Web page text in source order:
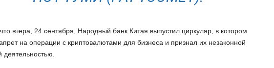
вчера, 24 сентября, Народный банк Китая выпустил циркуляр, в котором
на операции с криптовалютами для бизнеса и признал их незаконной